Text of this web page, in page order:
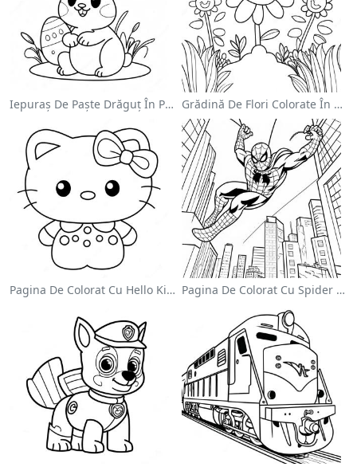
Iepuraș De Paște Drăguț În Pagină De Colorat Grădină De Flori Colorate În Pagină De Colorat
Pagina De Colorat Cu Hello Kitty Drăguță Cu Fundiță Pagina De Colorat Cu Spider Man Swinging Prin Oraș